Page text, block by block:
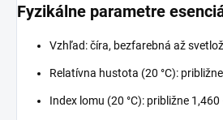
Fyzikálne parametre
Vzhľad: číra, bezfarebná až
Relatívna hustota (20 °C):
Index lomu (20 °C): približne 1,460